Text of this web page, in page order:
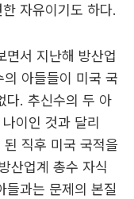
자유이기도 하다.
면서 지난해 방산업
아들들이 미국 국
다. 추신수의 두 아
이인 것과 달리
직후 미국 국적을
산업계 총수 자식
들과는 문제의 본질